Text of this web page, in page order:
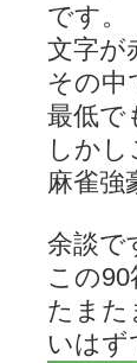
です。
文字が
その中
最低で
しか
麻雀強
余談で
この90
たまた
いはず